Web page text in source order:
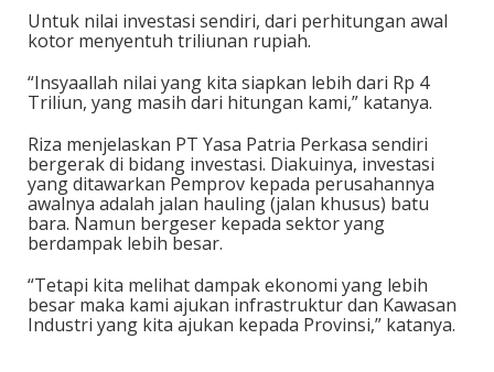
Untuk nilai investasi sendiri, dari perhitungan awal
kotor menyentuh triliunan rupiah.
“Insyaallah nilai yang kita siapkan lebih dari Rp 4
Triliun, yang masih dari hitungan kami,” katanya.
Riza menjelaskan PT Yasa Patria Perkasa sendiri
bergerak di bidang investasi. Diakuinya, investasi
yang ditawarkan Pemprov kepada perusahannya
awalnya adalah jalan hauling (jalan khusus) batu
bara. Namun bergeser kepada sektor yang
berdampak lebih besar.
“Tetapi kita melihat dampak ekonomi yang lebih
besar maka kami ajukan infrastruktur dan Kawasan
Industri yang kita ajukan kepada Provinsi,” katanya.